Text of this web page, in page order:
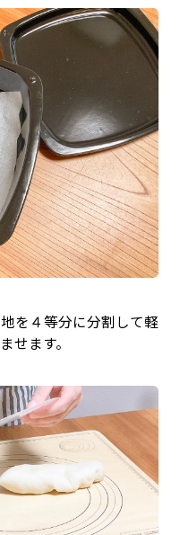
を４等分に分割して軽
せます。